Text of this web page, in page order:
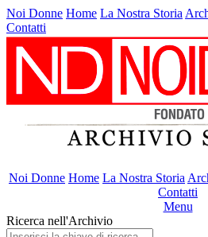
Noi Donne Home La Nostra Storia
Contatti
Noi Donne Home La Nostra Storia
Contatti
Menu
Ricerca nell'Archivio